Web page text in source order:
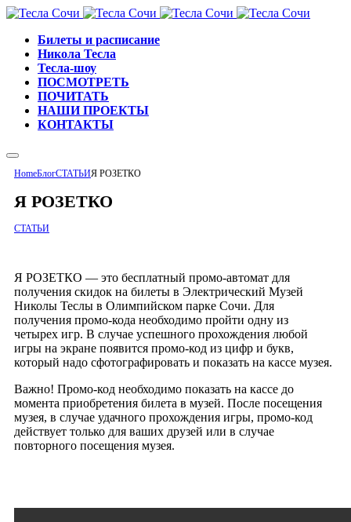
Билеты и расписание
Никола Тесла
Тесла-шоу
ПОСМОТРЕТЬ
ПОЧИТАТЬ
НАШИ ПРОЕКТЫ
КОНТАКТЫ
HomeБлогСТАТЬИЯ РОЗЕТКО
Я РОЗЕТКО
СТАТЬИ
Я РОЗЕТКО — это бесплатный промо-автомат для
получения скидок на билеты в Электрический Музей
Николы Теслы в Олимпийском парке Сочи. Для
получения промо-кода необходимо пройти одну из
четырех игр. В случае успешного прохождения любой
игры на экране появится промо-код из цифр и букв,
который надо сфотографировать и показать на кассе музея.
Важно! Промо-код необходимо показать на кассе до
момента приобретения билета в музей. После посещения
музея, в случае удачного прохождения игры, промо-код
действует только для ваших друзей или в случае
повторного посещения музея.